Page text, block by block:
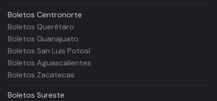
Boletos Centronorte
Boletos Querétaro
Boletos Guanajuato
Boletos San Luis Potosí
Boletos Aguascalientes
Boletos Zacatecas
Boletos Sureste